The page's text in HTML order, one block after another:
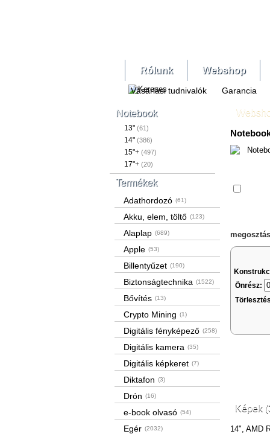
Rólunk Webshop
Vásárlási tudnivalók Garancia
Notebook
13" (61)
14" (386)
15"+ (497)
17"+ (20)
Termékek
Adathordozó (61)
Akku, elem, töltő (123)
Alaplap (689)
Apple (53)
Billentyűzet (190)
Biztonságtechnika (1522)
Bővítés (13)
Crypto Mining (1)
Digitális fényképező (258)
Digitális kamera (35)
Digitális képkeret (7)
Diktafon (3)
Drón (16)
e-book olvasó (54)
Egér (2032)
Önrész:
Képek
14", AMD